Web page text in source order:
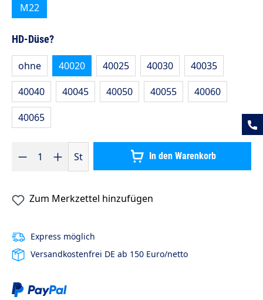
M22
HD-Düse?auswählen
ohne 40020 40025 40030
40035
40040
40045 40050 40055
40060
40065
Produkt Anzahl: Gib den gewünschten Wert ein oder benutze
St In den Warenkorb
Zum Merkzettel hinzufügen
Express möglich
Versandkostenfrei DE ab 150 Euro/netto